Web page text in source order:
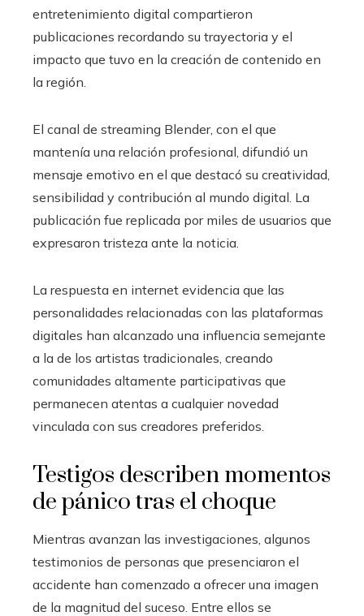
entretenimiento digital compartieron
publicaciones recordando su trayectoria y el
impacto que tuvo en la creación de contenido en
la región.
El canal de streaming Blender, con el que
mantenía una relación profesional, difundió un
mensaje emotivo en el que destacó su creatividad,
sensibilidad y contribución al mundo digital. La
publicación fue replicada por miles de usuarios que
expresaron tristeza ante la noticia.
La respuesta en internet evidencia que las
personalidades relacionadas con las plataformas
digitales han alcanzado una influencia semejante
a la de los artistas tradicionales, creando
comunidades altamente participativas que
permanecen atentas a cualquier novedad
vinculada con sus creadores preferidos.
Testigos describen momentos
de pánico tras el choque
Mientras avanzan las investigaciones, algunos
testimonios de personas que presenciaron el
accidente han comenzado a ofrecer una imagen
de la magnitud del suceso. Entre ellos se